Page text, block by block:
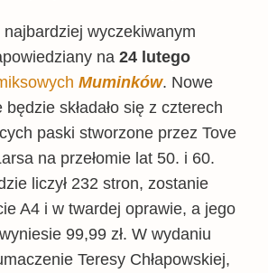
wyczekiwanym
na 24 lutego
Muminków. Nowe
składało się z czterech
paski stworzone przez Tove
na przełomie lat 50. i 60.
liczył 232 stron, zostanie
A4 i w twardej oprawie, a jego
99,99 zł. W wydaniu
Teresy Chłapowskiej,